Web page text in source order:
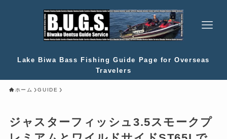
Lake Biwa Bass Fishing Guide Page for Overseas
Travelers
ホーム GUIDE
ジャスターフィッシュ3.5スモークプ